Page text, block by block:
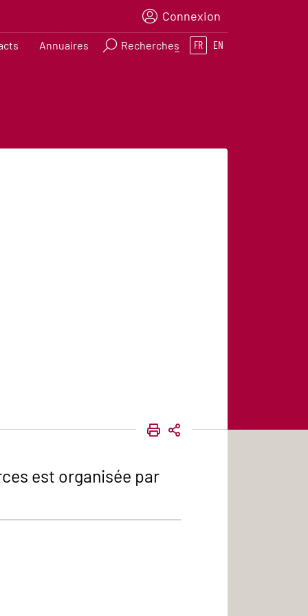
Connexion
Annuaires Recherches FR EN
IMPRIMER
PARTAGER
est organisée par